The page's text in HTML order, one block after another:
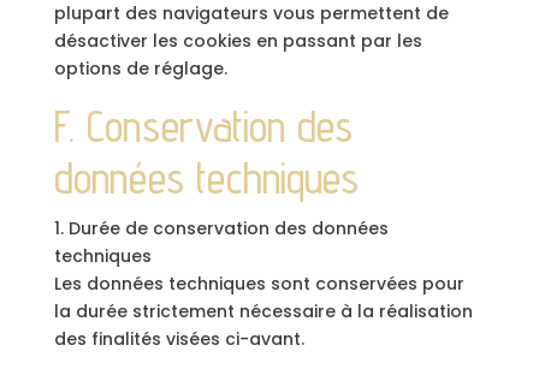
plupart des navigateurs vous permettent de
désactiver les cookies en passant par les
options de réglage.
F. Conservation des
données techniques
1. Durée de conservation des données
techniques
Les données techniques sont conservées pour
la durée strictement nécessaire à la réalisation
des finalités visées ci-avant.